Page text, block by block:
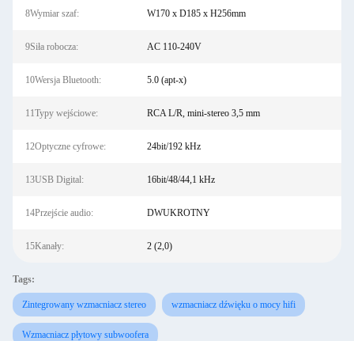
8Wymiar szaf: W170 x D185 x H256mm
9Siła robocza: AC 110-240V
10Wersja Bluetooth: 5.0 (apt-x)
11Typy wejściowe: RCA L/R, mini-stereo 3,5 mm
12Optyczne cyfrowe: 24bit/192 kHz
13USB Digital: 16bit/48/44,1 kHz
14Przejście audio: DWUKROTNY
15Kanały: 2 (2,0)
Tags:
Zintegrowany wzmacniacz stereo wzmacniacz dźwięku o mocy hifi
Wzmacniacz płytowy subwoofera